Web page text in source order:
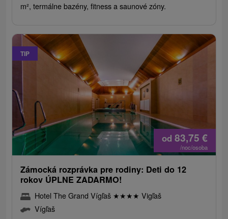
m², termálne bazény, fitness a saunové zóny.
TIP
od 83,75 €
/noc/osoba
Zámocká rozprávka pre rodiny: Deti do 12
rokov ÚPLNE ZADARMO!
Hotel The Grand Vígľaš ★★★★ Vigľaš
Vígľaš